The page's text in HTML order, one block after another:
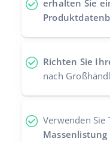
中文
erhalten Sie
Richten Sie
nach
Verwenden Sie